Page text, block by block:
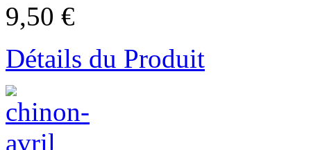
9,50 €
Détails du Produit